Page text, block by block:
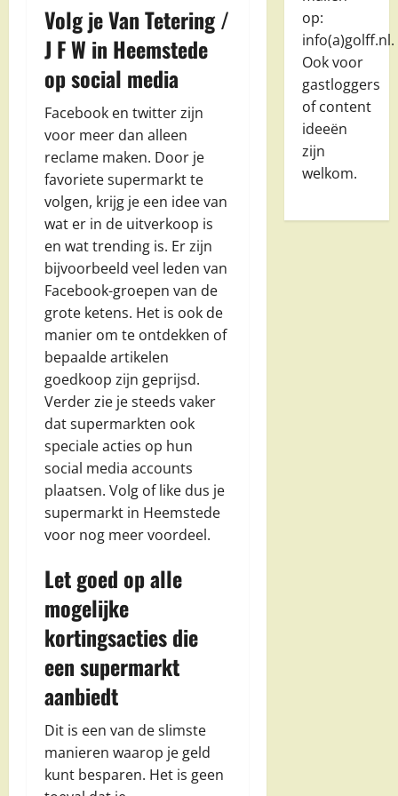
Volg je Van Tetering /
J F W in Heemstede
op social media
Facebook en twitter zijn
voor meer dan alleen
reclame maken. Door je
favoriete supermarkt te
volgen, krijg je een idee van
wat er in de uitverkoop is
en wat trending is. Er zijn
bijvoorbeeld veel leden van
Facebook-groepen van de
grote ketens. Het is ook de
manier om te ontdekken of
bepaalde artikelen
goedkoop zijn geprijsd.
Verder zie je steeds vaker
dat supermarkten ook
speciale acties op hun
social media accounts
plaatsen. Volg of like dus je
supermarkt in Heemstede
voor nog meer voordeel.
Let goed op alle
mogelijke
kortingsacties die
een supermarkt
aanbiedt
Dit is een van de slimste
manieren waarop je geld
kunt besparen. Het is geen
op:
info(a)golff.nl.
Ook voor
gastloggers
of content
ideeën
zijn
welkom.